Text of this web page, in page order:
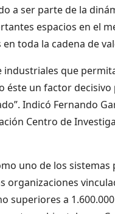
a ser parte de la
espacios en el
toda la cadena de
industriales que
un factor
Indicó Fernando
Centro de
uno de los
organizaciones
superiores a